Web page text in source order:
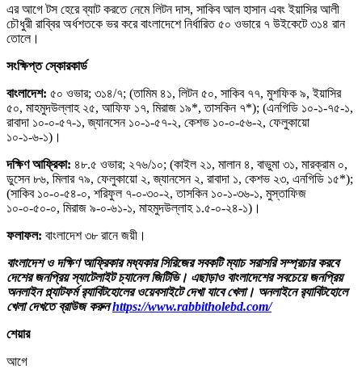
এর আগে টস হেরে ব্যাট করতে নেমে লিটন দাস, সাকিব আল হাসান এবং ইয়াসির আলী
চৌধুরী রাব্বির অর্ধশতকে ভর করে বাংলাদেশে নির্ধারিত ৫০ ওভারে ৭ উইকেটে ৩১৪ রান
তোলে।
সংক্ষিপ্ত স্কোরকার্ড
বাংলাদেশ: ৫০ ওভার; ৩১৪/৭; (তামিম ৪১, লিটন ৫০, সাকিব ৭৭, মুশফিক ৯, ইয়াসির
৫০, মাহমুদউল্লাহ ২৫, আফিফ ১৭, মিরাজ ১৯*, তাসকিন ৭*); (এনগিডি ১০-১-৭৫-১,
রাবাদা ১০-০-৫৭-১, জ্যানসেন ১০-১-৫৭-২, কেশভ ১০-০-৫৬-২, ফেলুকায়ো
১০-১-৬-১)।
দক্ষিণ আফ্রিকা: ৪৮.৫ ওভার; ২৭৬/১০; (কাইল ২১, মালান ৪, বাভুমা ৩১, মারক্রাম ০,
ডুসেন ৮৬, মিলার ৭৯, ফেলুকায়ো ২, জ্যানসেন ২, রাবাদা ১, কেশভ ২৩, এনগিডি ১৫*);
(সাকিব ১০-০-৫৪-০, শরিফুল ৭-০-৩০-২, তাসকিন ১০-১-৩৬-১, মুস্তাফিজ
১০-০-৫০-০, মিরাজ ৯-০-৬১-১, মাহমুদউল্লাহ ১.৫-০-২৪-১)।
ফলাফল: বাংলাদেশ ৩৮ রানে জয়ী।
বাংলাদেশ ও দক্ষিণ আফ্রিকার মধ্যকার সিরিজের সবকটি ম্যাচ সরাসরি সম্প্রচার করবে
দেশের জনপ্রিয় স্যাটেলাইট চ্যানেল জিটিভি। এছাড়াও বাংলাদেশের সবচেয়ে জনপ্রিয়
অনলাইন প্ল্যাটফর্ম র‍্যাবিটহোলের ওয়েবসাইটে দেখা যাবে খেলা। অনলাইনে র‍্যাবিটহোলে
খেলা দেখতে ব্রাউজ করুনhttps://www.rabbitholebd.com/
শেয়ার
আগে